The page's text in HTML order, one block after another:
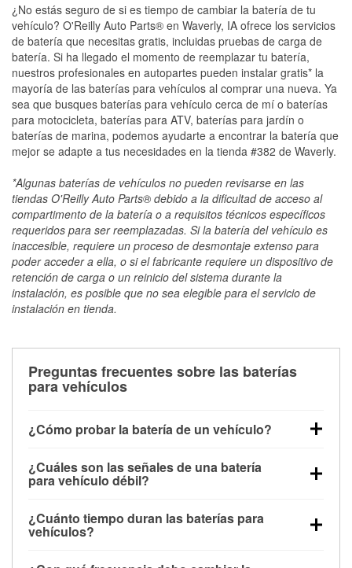
¿No estás seguro de si es tiempo de cambiar la batería de tu
vehículo? O'Reilly Auto Parts® en Waverly, IA ofrece los servicios
de batería que necesitas gratis, incluidas pruebas de carga de
batería. Si ha llegado el momento de reemplazar tu batería,
nuestros profesionales en autopartes pueden instalar gratis* la
mayoría de las baterías para vehículos al comprar una nueva. Ya
sea que busques baterías para vehículo cerca de mí o baterías
para motocicleta, baterías para ATV, baterías para jardín o
baterías de marina, podemos ayudarte a encontrar la batería que
mejor se adapte a tus necesidades en la tienda #382 de Waverly.
*Algunas baterías de vehículos no pueden revisarse en las
tiendas O'Reilly Auto Parts® debido a la dificultad de acceso al
compartimento de la batería o a requisitos técnicos específicos
requeridos para ser reemplazadas. Si la batería del vehículo es
inaccesible, requiere un proceso de desmontaje extenso para
poder acceder a ella, o si el fabricante requiere un dispositivo de
retención de carga o un reinicio del sistema durante la
instalación, es posible que no sea elegible para el servicio de
instalación en tienda.
Preguntas frecuentes sobre las baterías
para vehículos
¿Cómo probar la batería de un vehículo?
maneras. El método más rápido es utilizar un
multímetro: con el vehículo apagado, conecta los
voltaje: una batería en buen estado y totalmente
cargada debería indicar unos 12.6 voltios. Es
importante saber que las baterías descargadas a
¿Cuáles son las señales de una batería
para vehículo débil?
advertencia. Un arranque lento del motor, faros
tenues, chasquidos al girar la llave o luces de
¿Cuánto tiempo duran las baterías para
vehículos?